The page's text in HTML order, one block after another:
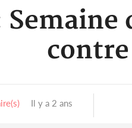
Il y a 2 ans